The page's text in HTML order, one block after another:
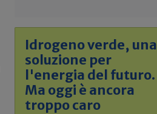
Idrogeno verde, una
soluzione per
l'energia del futuro.
Ma oggi è ancora
troppo caro